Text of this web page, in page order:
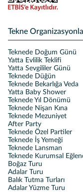
Tekne
Teknede Doğum Günü
Yatta Evlilik Teklifi
Yatta Sevgililer Günü
Teknede Düğün
Teknede Bekarlığa Veda
Yatta Baby Shower
Teknede Yıl Dönümü
Teknede Nişan Kına
Teknede Mezuniyet
After Party
Teknede Özel Partiler
Teknede İş Yemeği
Teknede Lansman
Teknede Kurumsal
Boğaz Turu
Adalar Turu
Balık Tutma Turları
Adalar Yüzme Turu